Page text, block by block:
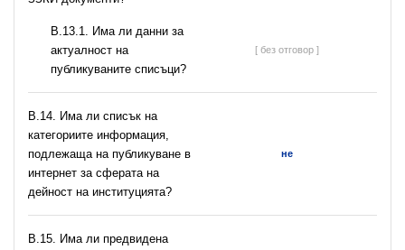
В.13.1. Има ли данни за
актуалност на
публикуваните списъци?
[ без отговор ]
В.14. Има ли списък на
категориите информация,
подлежаща на публикуване в
интернет за сферата на
дейност на институцията?
не
В.15. Има ли предвидена